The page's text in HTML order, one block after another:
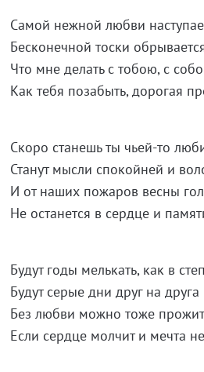
Самой нежной любви
Бесконечной тоски
Что мне делать с тобою, с
Как тебя позабыть, дорогая
Скоро станешь ты чьей-то
Станут мысли спокойней и
И от наших пожаров весны
Не останется в сердце и
Будут годы мелькать, как в
Будут серые дни друг на
Без любви можно тоже
Если сердце молчит и мечта